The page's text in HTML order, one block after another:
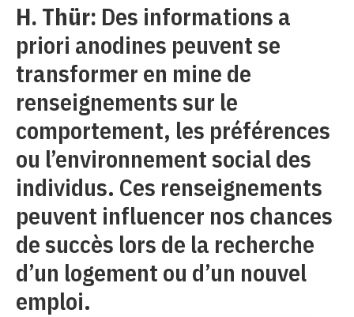
H. Thür: Des informations a
priori anodines peuvent se
transformer en mine de
renseignements sur le
comportement, les préférences
ou l’environnement social des
individus. Ces renseignements
peuvent influencer nos chances
de succès lors de la recherche
d’un logement ou d’un nouvel
emploi.